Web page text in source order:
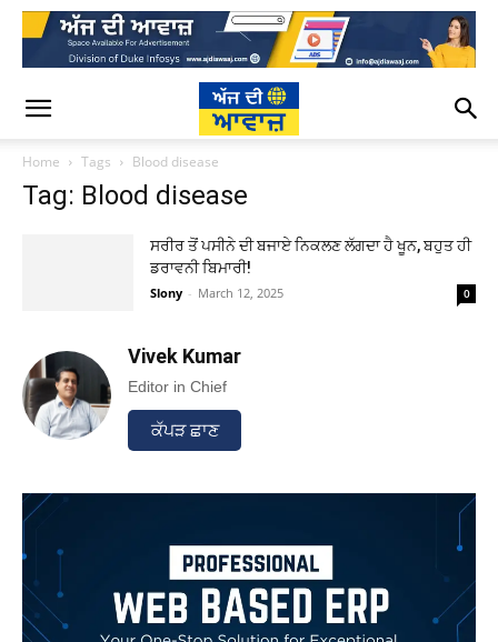
Home Tags Blood disease
Tag: Blood disease
ਸਰੀਰ ਤੋਂ ਪਸੀਨੇ ਦੀ ਬਜਾਏ ਨਿਕਲਣ ਲੱਗਦਾ ਹੈ ਖੂਨ, ਬਹੁਤ ਹੀ
ਡਰਾਵਨੀ ਬਿਮਾਰੀ!
Slony - March 12, 2025 0
Vivek Kumar
Editor in Chief
ਕੱਪੜ ਛਾਣ